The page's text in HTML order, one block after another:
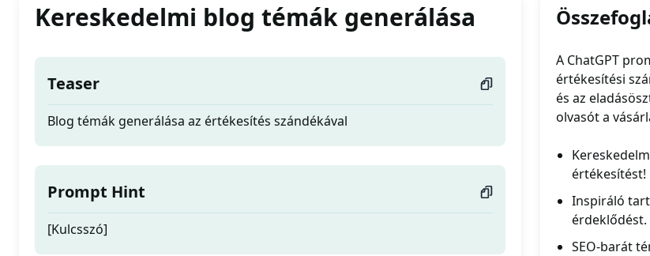
Kereskedelmi blog témák generálása
Teaser
Blog témák generálása az értékesítés szándékával
Prompt Hint
[Kulcsszó]
A ChatGPT
értékesítési
és az
olvasót a
értékesítést!
Inspiráló
érdeklődést.
SEO-barát